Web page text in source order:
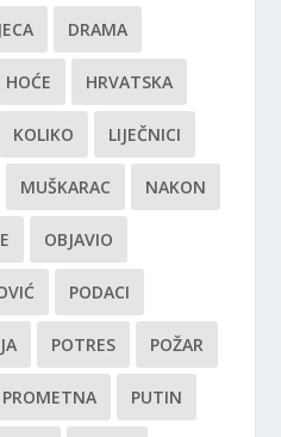
DRAMA
HOĆE HRVATSKA
KOLIKO LIJEČNICI
MUŠKARAC NAKON
OBJAVIO
PODACI
POTRES POŽAR
PROMETNA PUTIN